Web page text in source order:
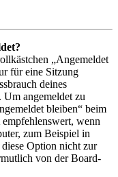
„Angemeldet
für eine Sitzung
deines
angemeldet zu
bleiben“ beim
wenn
zum Beispiel in
Option nicht zur
von der Board-